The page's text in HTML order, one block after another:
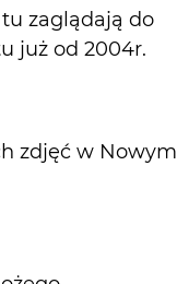
zaglądają do
mnie...jak ten czas leci...jestem tu już od 2004r.
zdjęć w Nowym